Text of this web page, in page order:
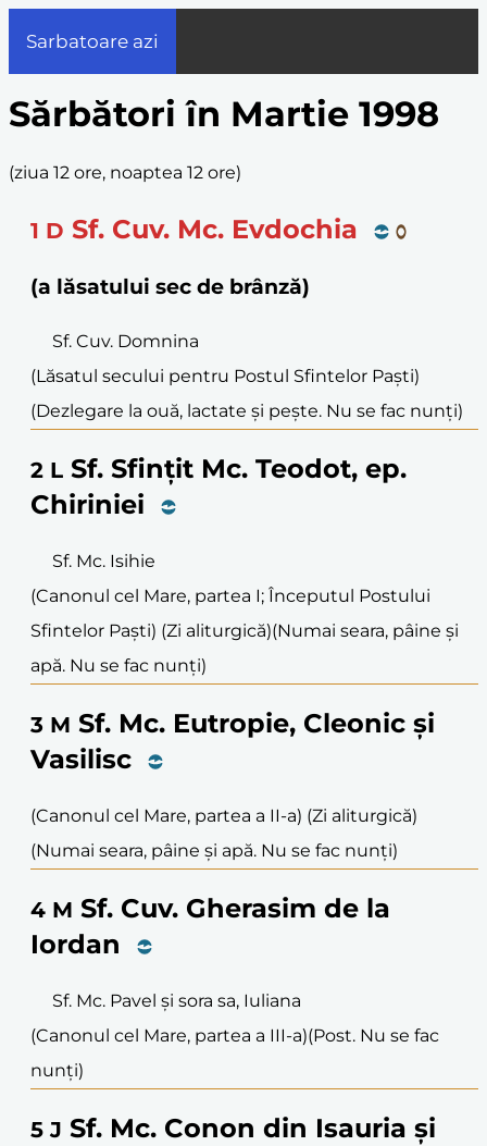
Sarbatoare azi
Sărbători în Martie 1998
(ziua 12 ore, noaptea 12 ore)
1 D Sf. Cuv. Mc. Evdochia
(a lăsatului sec de brânză)
Sf. Cuv. Domnina
(Lăsatul secului pentru Postul Sfintelor Paști)
(Dezlegare la ouă, lactate și pește. Nu se fac nunți)
2 L Sf. Sfințit Mc. Teodot, ep.
Chiriniei
Sf. Mc. Isihie
(Canonul cel Mare, partea I; Începutul Postului
Sfintelor Paști) (Zi aliturgică)(Numai seara, pâine și
apă. Nu se fac nunți)
3 M Sf. Mc. Eutropie, Cleonic și
Vasilisc
(Canonul cel Mare, partea a II-a) (Zi aliturgică)
(Numai seara, pâine și apă. Nu se fac nunți)
4 M Sf. Cuv. Gherasim de la
Iordan
Sf. Mc. Pavel și sora sa, Iuliana
(Canonul cel Mare, partea a III-a)(Post. Nu se fac
nunți)
5 J Sf. Mc. Conon din Isauria și